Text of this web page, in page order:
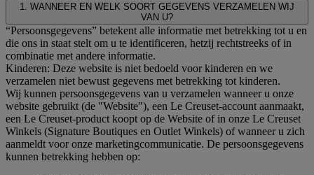
1. WANNEER EN WELK SOORT GEGEVENS VERZAMELEN WIJ
VAN U?
“Persoonsgegevens” betekent alle informatie met betrekking tot u en
die ons in staat stelt om u te identificeren, hetzij rechtstreeks of in
combinatie met andere informatie.
Kinderen: Deze website is niet bedoeld voor kinderen en we
verzamelen niet bewust gegevens met betrekking tot kinderen.
Wij kunnen persoonsgegevens van u verzamelen wanneer u onze
website gebruikt (de "Website"), een Le Creuset-account aanmaakt,
een Le Creuset-product koopt op de Website of in onze Le Creuset
Winkels (Signature Boutiques en Outlet Winkels) of wanneer u zich
aanmeldt voor onze marketingcommunicatie. De persoonsgegevens
kunnen betrekking hebben op: